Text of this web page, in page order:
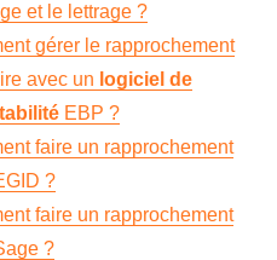
et le lettrage ?
gérer le rapprochement
avec un logiciel de
EBP ?
faire un rapprochement
?
faire un rapprochement
?